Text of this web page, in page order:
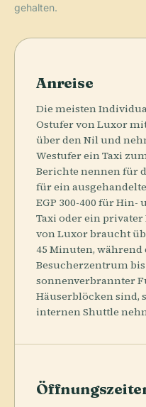
gehalten.
Anreise
Die meisten
Ostufer von Luxor
über den Nil und
Westufer ein Taxi
Berichte nennen für
für ein
EGP 300-400 für
Taxi oder ein
von Luxor braucht
45 Minuten, während
Besucherzentrum
sonnenverbrannter
Häuserblöcken sind,
internen Shuttle